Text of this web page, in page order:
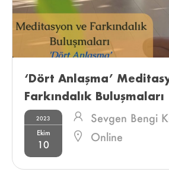
‘Dört Anlaşma’
Farkındalık Buluşmaları
2023
Ekim
10
Sevgen Bengi
Online